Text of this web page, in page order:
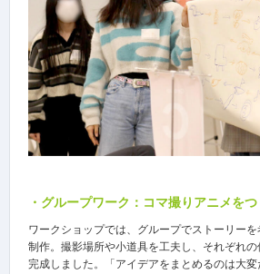
・グループワーク：コマ撮りアニメをつ
ワークショップでは、グループでストーリー
制作。撮影場所や小道具を工夫し、それぞれ
完成しました。「アイデアをまとめるのは大